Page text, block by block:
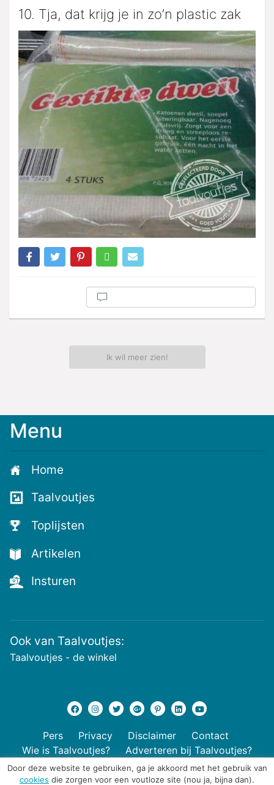
10. Tja, dat krijg je in zo’n plastic zak
Ik wil meer zien!
Menu
Home
Taalvoutjes
Toplijsten
Artikelen
Insturen
Ook van Taalvoutjes:
Taalvoutjes - de winkel
Pers Privacy Disclaimer
Contact
Wie is Taalvoutjes?
Adverteren bij Taalvoutjes?
Door deze website te gebruiken, ga je akkoord met het gebruik van
cookies die zorgen voor een voutloze site (nou ja, bijna dan).